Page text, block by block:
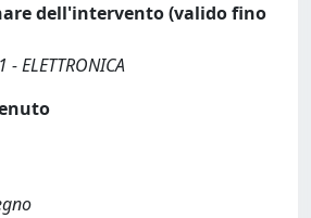
dell'intervento (valido fino
ELETTRONICA